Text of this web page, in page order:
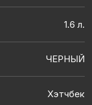
1.6 л.
ЧЕРНЫЙ
Хэтчбек